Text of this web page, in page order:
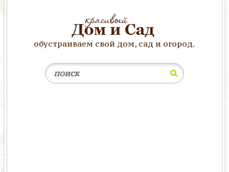
обустраиваем свой дом, сад и огород.